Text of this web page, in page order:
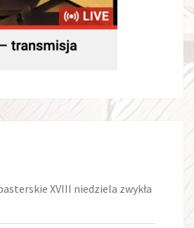
XVIII niedziela zwykła